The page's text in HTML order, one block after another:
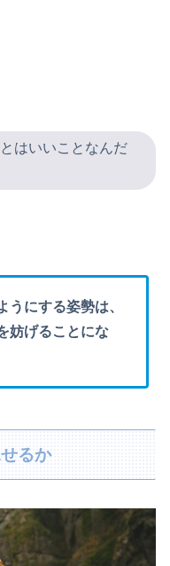
はいいことなんだ
うにする姿勢は、
妨げることにな
るか